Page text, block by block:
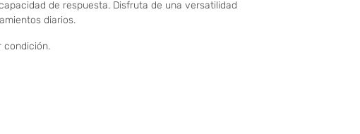
de respuesta. Disfruta de una versatilidad
diarios.
condición.